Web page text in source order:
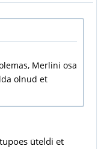
Merlini osa
olnud et
üteldi et